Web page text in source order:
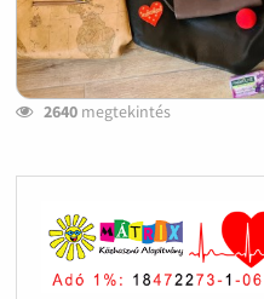
2640megtekintés